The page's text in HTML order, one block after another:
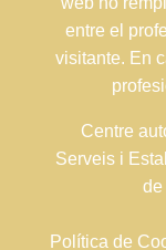
entre el
visitante. En
Centre
Serveis i
Política de